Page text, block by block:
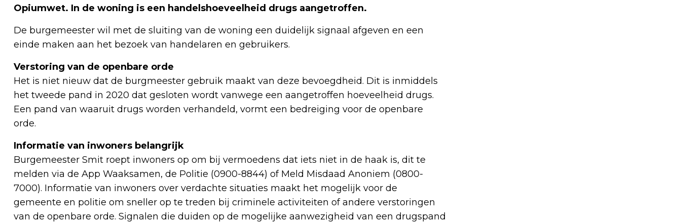
Opiumwet. In de woning is een handelshoeveelheid drugs aangetroffen.
De burgemeester wil met de sluiting van de woning een duidelijk signaal afgeven en een
einde maken aan het bezoek van handelaren en gebruikers.
Verstoring van de openbare orde
Het is niet nieuw dat de burgmeester gebruik maakt van deze bevoegdheid. Dit is inmiddels
het tweede pand in 2020 dat gesloten wordt vanwege een aangetroffen hoeveelheid drugs.
Een pand van waaruit drugs worden verhandeld, vormt een bedreiging voor de openbare
orde.
Informatie van inwoners belangrijk
Burgemeester Smit roept inwoners op om bij vermoedens dat iets niet in de haak is, dit te
melden via de App Waaksamen, de Politie (0900-8844) of Meld Misdaad Anoniem (0800-
7000). Informatie van inwoners over verdachte situaties maakt het mogelijk voor de
gemeente en politie om sneller op te treden bij criminele activiteiten of andere verstoringen
van de openbare orde. Signalen die duiden op de mogelijke aanwezigheid van een drugspand